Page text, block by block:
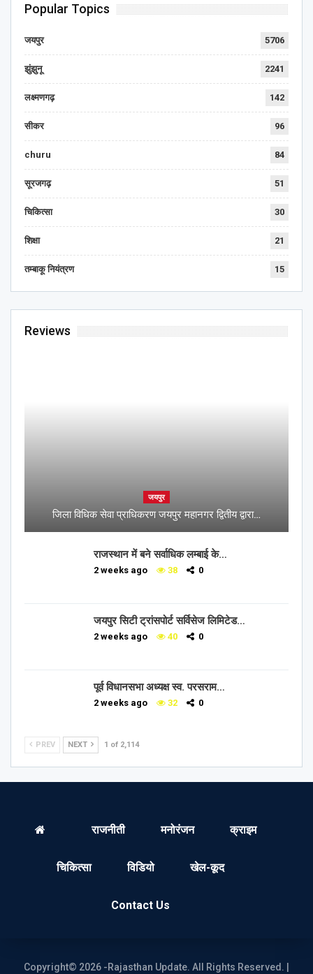
Popular Topics
जयपुर 5706
झुंझुनू 2241
लक्ष्मणगढ़ 142
सीकर 96
churu 84
सूरजगढ़ 51
चिकित्सा 30
शिक्षा 21
तम्बाकू नियंत्रण 15
Reviews
जयपुर
जिला विधिक सेवा प्राधिकरण जयपुर महानगर द्वितीय द्वारा…
राजस्थान में बने सर्वाधिक लम्बाई के…
2 weeks ago 38 0
जयपुर सिटी ट्रांसपोर्ट सर्विसेज लिमिटेड…
2 weeks ago 40 0
पूर्व विधानसभा अध्यक्ष स्व. परसराम…
2 weeks ago 32 0
PREV NEXT 1 of 2,114
राजनीती मनोरंजन क्राइम
चिकित्सा विडियो खेल-कूद
Contact Us
Copyright© 2026 -Rajasthan Update. All Rights Reserved. |